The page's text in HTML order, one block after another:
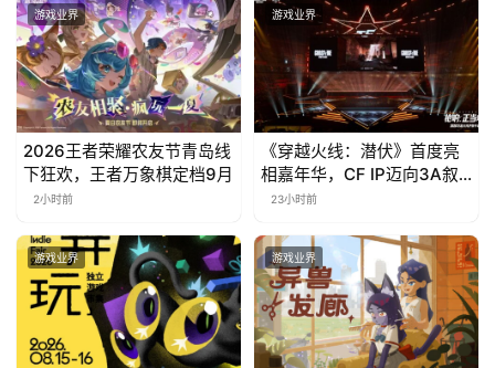
游戏业界
2026王者荣耀农友节青岛线
下狂欢，王者万象棋定档9月
2小时前
游戏业界
《穿越火线：潜伏》首度亮
相嘉年华，CF IP迈向3A叙
事新高度
23小时前
游戏业界 游戏业界